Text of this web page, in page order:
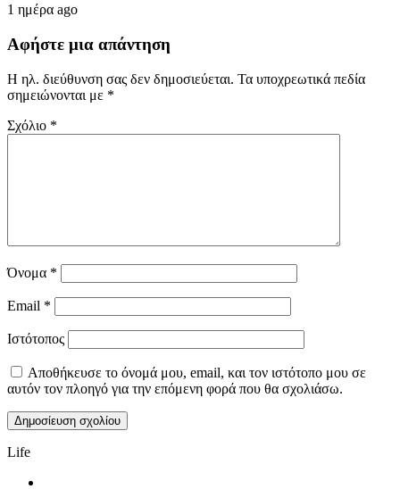
1 ημέρα ago
Αφήστε μια απάντηση
Η ηλ. διεύθυνση σας δεν δημοσιεύεται. Τα υποχρεωτικά πεδία
σημειώνονται με *
Σχόλιο *
Όνομα *
Email *
Ιστότοπος
Αποθήκευσε το όνομά μου, email, και τον ιστότοπο μου σε
αυτόν τον πλοηγό για την επόμενη φορά που θα σχολιάσω.
Life